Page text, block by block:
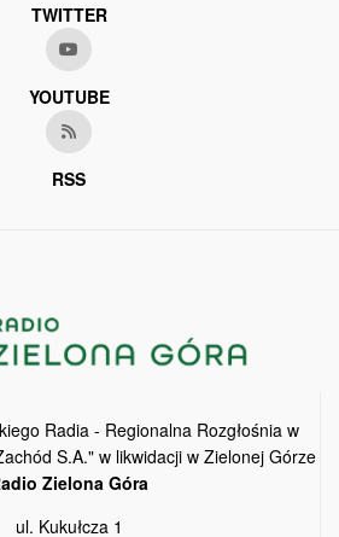
TWITTER
YOUTUBE
RSS
Radia - Regionalna Rozgłośnia w
S.A." w likwidacji w Zielonej Górze
Zielona Góra
ul. Kukułcza 1